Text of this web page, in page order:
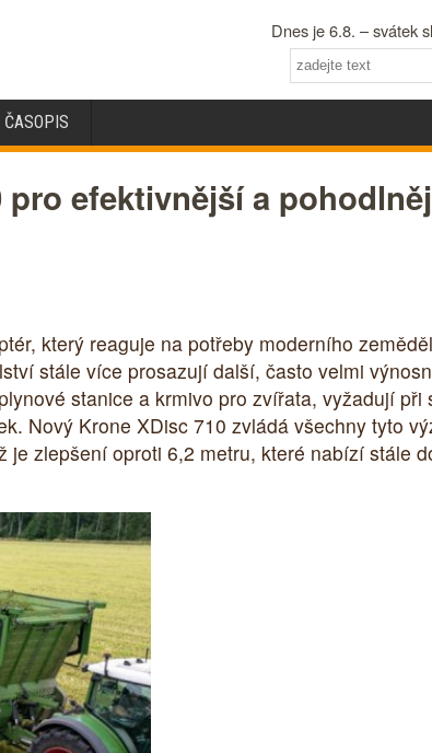
Dnes je 6.8. – svátek
ČASOPIS
pro efektivnější a
který reaguje na potřeby moderního
stále více prosazují další, často velmi
stanice a krmivo pro zvířata, vyžadují při
Nový Krone XDisc 710 zvládá všechny tyto
zlepšení oproti 6,2 metru, které nabízí stále